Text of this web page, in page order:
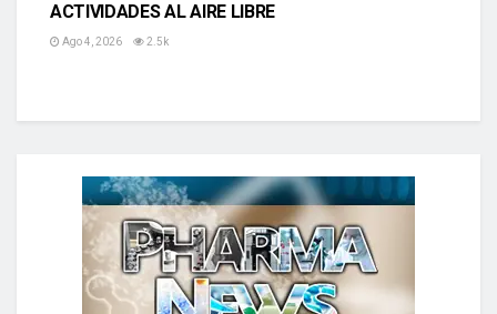
ACTIVIDADES AL AIRE LIBRE
Ago 4, 2026 2.5k